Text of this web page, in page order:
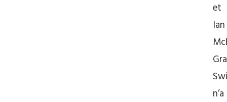
et
Ian
n’a